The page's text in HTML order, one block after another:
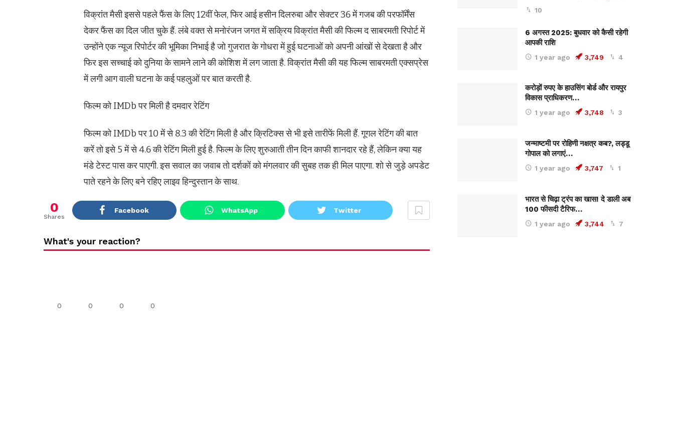
विक्रांत मैसी इससे पहले फैंस के लिए 12वीं फेल, फिर आई हसीन दिलरुबा और सेक्टर 36 में गजब की परफॉर्मेंस
देकर फैंस का दिल जीत चुके हैं. लंबे वक्त से मनोरंजन जगत में सक्रिय विक्रांत मैसी की फिल्म द साबरमती रिपोर्ट में
उन्होंने एक न्यूज रिपोर्टर की भूमिका निभाई है जो गुजरात के गोधरा में हुई घटनाओं को अपनी आंखों से देखता है और
फिर इस सच्चाई को दुनिया के सामने लाने की कोशिश में लग जाता है. विक्रांत मैसी की यह फिल्म साबरमती एक्सप्रेस
में लगी आग वाली घटना के कई पहलुओं पर बात करती है.
फिल्म को IMDb पर मिली है दमदार रेटिंग
फिल्म को IMDb पर 10 में से 8.3 की रेटिंग मिली है और क्रिटिक्स से भी इसे तारीफें मिली हैं. गूगल रेटिंग की बात
करें तो इसे 5 में से 4.6 की रेटिंग मिली हुई है. फिल्म के लिए शुरुआती तीन दिन काफी शानदार रहे हैं, लेकिन क्या यह
मंडे टेस्ट पास कर पाएगी. इस सवाल का जवाब तो दर्शकों को मंगलवार की सुबह तक ही मिल पाएगा. शो से जुड़े अपडेट
पाते रहने के लिए बने रहिए लाइव हिन्दुस्तान के साथ.
0
Shares
Facebook WhatsApp Twitter
What's your reaction?
0 0 0 0
10
6 अगस्त 2025: बुधवार को कैसी रहेगी
आपकी राशि
1 year ago 3,749 4
करोड़ों रुपए के हाउसिंग बोर्ड और रायपुर
विकास प्राधिकरण…
1 year ago 3,748 3
जन्माष्टमी पर रोहिणी नक्षत्र कब?, लड्डू
गोपाल को लगाएं…
1 year ago 3,747 1
भारत से चिढ़ा ट्रंप का खास! दे डाली अब
100 फीसदी टैरिफ…
1 year ago 3,744 7